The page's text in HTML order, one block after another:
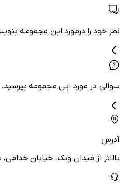
نظر خود را درمورد این مجموعه
سوالی در مورد این مجموعه بپرسید.
آدرس
بالاتر از میدان ونک، خیابان